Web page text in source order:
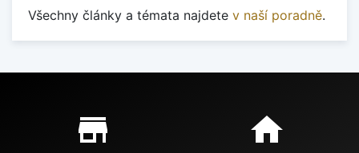
Všechny články a témata najdete v naší poradně.
Proč nakupovat u nás?
store_mall_directory home